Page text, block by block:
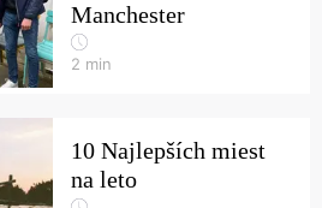
Manchester
2 min
10 Najlepších miest
na leto